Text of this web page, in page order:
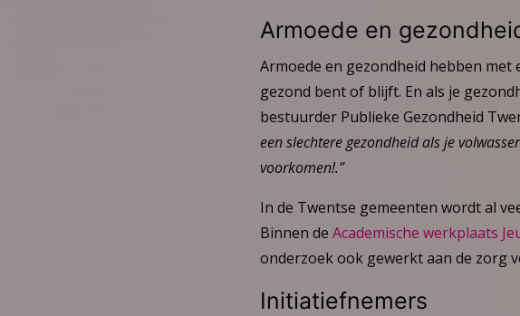
Armoede en
Armoede en gezondheid hebben
gezond bent of blijft. En als je
bestuurder Publieke Gezondheid
een slechtere gezondheid als je
voorkomen!.”
In de Twentse gemeenten wordt al
Binnen de Academische werkplaats
onderzoek ook gewerkt aan de zorg
Initiatiefnemers